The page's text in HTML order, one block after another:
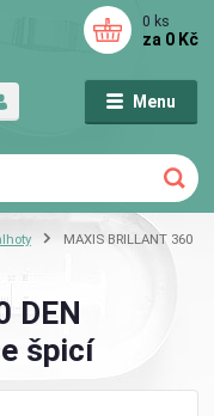
Menu
0 ks
za 0 Kč
MAXIS BRILLANT 360
DEN
špicí